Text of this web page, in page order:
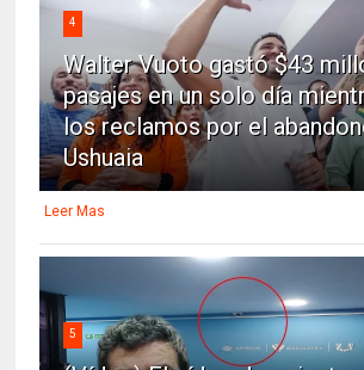
4
Walter Vuoto gastó $43
pasajes en un solo día
los reclamos por el
Ushuaia
Leer Mas
5